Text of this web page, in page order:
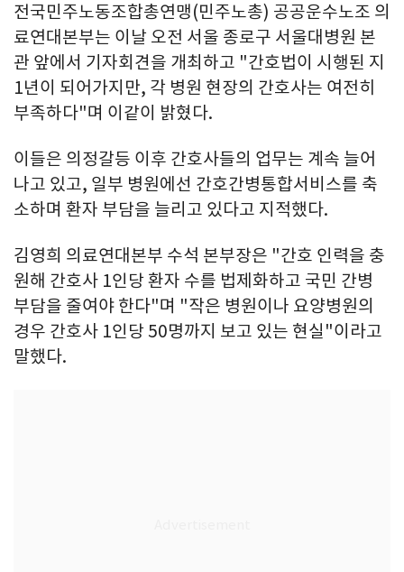
전국민주노동조합총연맹(민주노총) 공공운수노조 의
료연대본부는 이날 오전 서울 종로구 서울대병원 본
관 앞에서 기자회견을 개최하고 "간호법이 시행된 지
1년이 되어가지만, 각 병원 현장의 간호사는 여전히
부족하다"며 이같이 밝혔다.
이들은 의정갈등 이후 간호사들의 업무는 계속 늘어
나고 있고, 일부 병원에선 간호간병통합서비스를 축
소하며 환자 부담을 늘리고 있다고 지적했다.
김영희 의료연대본부 수석 본부장은 "간호 인력을 충
원해 간호사 1인당 환자 수를 법제화하고 국민 간병
부담을 줄여야 한다"며 "작은 병원이나 요양병원의
경우 간호사 1인당 50명까지 보고 있는 현실"이라고
말했다.